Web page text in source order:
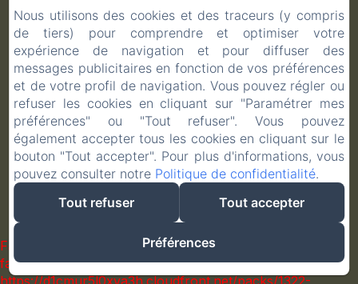
CONTACT
POLITIQUE DE CONFIDENTIALITÉ
INFORMATIONS LÉGALES
INFORMATIONS SUR LES COOKIES
Failed to load BookingEngine/index: Loading chunk 1322
failed. (missing:
https://d1cmur5l0xva3h.cloudfront.net/packs/1322-
Nous utilisons des cookies et des traceurs (y compris
de tiers) pour comprendre et optimiser votre
expérience de navigation et pour diffuser des
messages publicitaires en fonction de vos préférences
et de votre profil de navigation. Vous pouvez régler ou
refuser les cookies en cliquant sur "Paramétrer mes
préférences" ou "Tout refuser". Vous pouvez
également accepter tous les cookies en cliquant sur le
bouton "Tout accepter". Pour plus d'informations, vous
pouvez consulter notre Politique de confidentialité.
Tout refuser
Tout accepter
Préférences